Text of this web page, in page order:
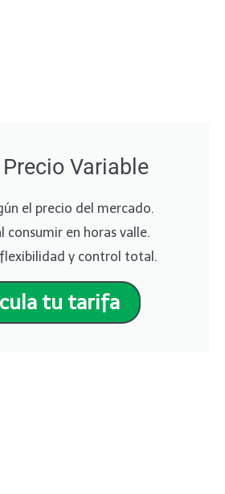
Variable
el precio del mercado.
consumir en horas valle.
y control total.
tu tarifa